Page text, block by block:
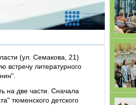
(ул. Семакова, 21)
встречу литературного
на две части. Сначала
тюменского детского